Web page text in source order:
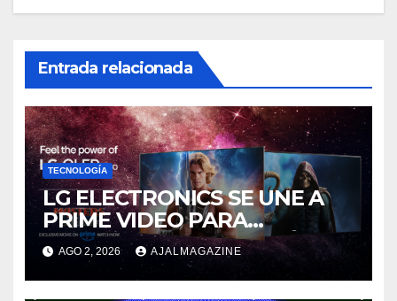
Entrada relacionada
TECNOLOGÍA
LG ELECTRONICS SE UNE A
PRIME VIDEO PARA
IMPULSAR EN CASA EL ÉPICO
ESTRENO DE MASTERS OF
THE UNIVERSE
AGO 2, 2026 AJALMAGAZINE